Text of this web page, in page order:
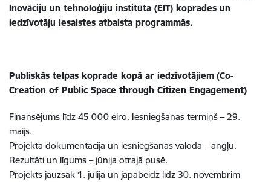
Inovāciju un tehnoloģiju institūta (EIT) koprades un
iedzīvotāju iesaistes atbalsta programmās.
Publiskās telpas koprade kopā ar iedzīvotājiem (Co-
Creation of Public Space through Citizen Engagement)
Finansējums līdz 45 000 eiro. Iesniegšanas termiņš – 29.
maijs.
Projekta dokumentācija un iesniegšanas valoda – angļu.
Rezultāti un līgums – jūnija otrajā pusē.
Projekts jāuzsāk 1. jūlijā un jāpabeidz līdz 30. novembrim